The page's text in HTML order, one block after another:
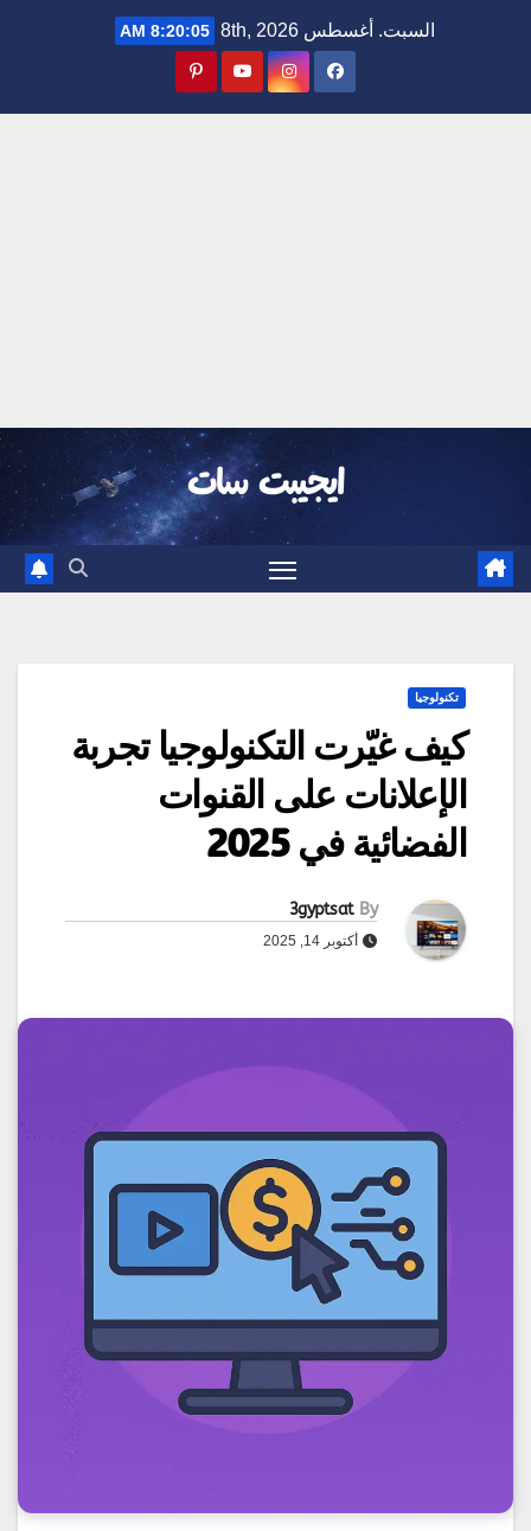
السبت. أغسطس 8th, 2026 8:20:06 AM
ايجيبت سات
تكنولوجيا
كيف غيّرت التكنولوجيا تجربة
الإعلانات على القنوات
الفضائية في 2025
By
3gyptsat
أكتوبر 14, 2025